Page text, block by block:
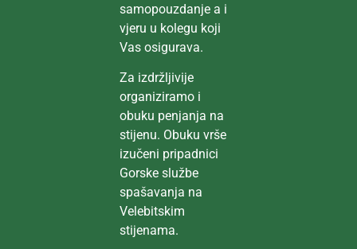
samopouzdanje a i
vjeru u kolegu koji
Vas osigurava.
Za izdržljivije
organiziramo i
obuku penjanja na
stijenu. Obuku vrše
izučeni pripadnici
Gorske službe
spašavanja na
Velebitskim
stijenama.